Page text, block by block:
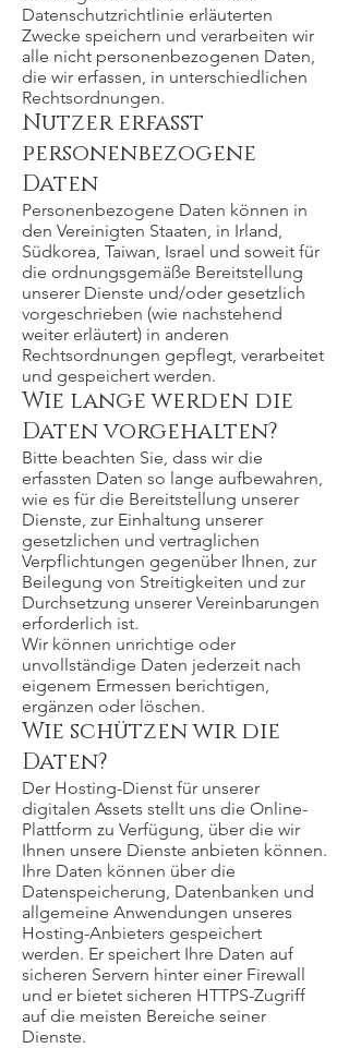
Datenschutzrichtlinie erläuterten
Zwecke speichern und verarbeiten wir
alle nicht personenbezogenen Daten,
die wir erfassen, in unterschiedlichen
Rechtsordnungen.
Nutzer erfasst
personenbezogene
Daten
Personenbezogene Daten können in
den Vereinigten Staaten, in Irland,
Südkorea, Taiwan, Israel und soweit für
die ordnungsgemäße Bereitstellung
unserer Dienste und/oder gesetzlich
vorgeschrieben (wie nachstehend
weiter erläutert) in anderen
Rechtsordnungen gepflegt, verarbeitet
und gespeichert werden.
Wie lange werden die
Daten vorgehalten?
Bitte beachten Sie, dass wir die
erfassten Daten so lange aufbewahren,
wie es für die Bereitstellung unserer
Dienste, zur Einhaltung unserer
gesetzlichen und vertraglichen
Verpflichtungen gegenüber Ihnen, zur
Beilegung von Streitigkeiten und zur
Durchsetzung unserer Vereinbarungen
erforderlich ist.
Wir können unrichtige oder
unvollständige Daten jederzeit nach
eigenem Ermessen berichtigen,
ergänzen oder löschen.
Wie schützen wir die
Daten?
Der Hosting-Dienst für unserer
digitalen Assets stellt uns die Online-
Plattform zu Verfügung, über die wir
Ihnen unsere Dienste anbieten können.
Ihre Daten können über die
Datenspeicherung, Datenbanken und
allgemeine Anwendungen unseres
Hosting-Anbieters gespeichert
werden. Er speichert Ihre Daten auf
sicheren Servern hinter einer Firewall
und er bietet sicheren HTTPS-Zugriff
auf die meisten Bereiche seiner
Dienste.